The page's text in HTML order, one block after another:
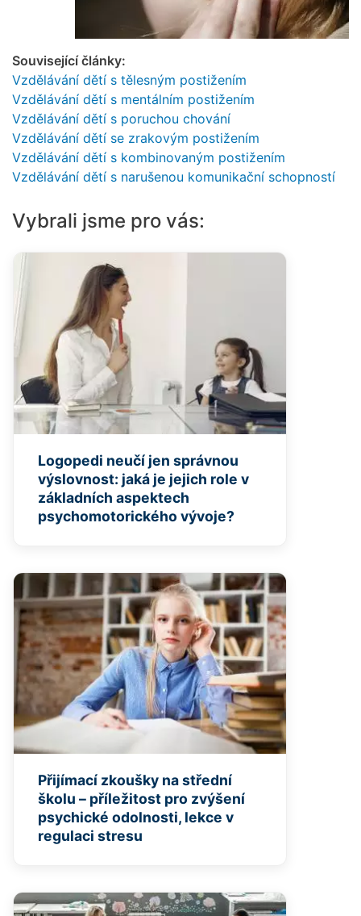
Související články:
Vzdělávání dětí s tělesným postižením
Vzdělávání dětí s mentálním postižením
Vzdělávání dětí s poruchou chování
Vzdělávání dětí se zrakovým postižením
Vzdělávání dětí s kombinovaným postižením
Vzdělávání dětí s narušenou komunikační schopností
Vybrali jsme pro vás:
Logopedi neučí jen správnou
výslovnost: jaká je jejich role v
základních aspektech
psychomotorického vývoje?
Přijímací zkoušky na střední
školu – příležitost pro zvýšení
psychické odolnosti, lekce v
regulaci stresu